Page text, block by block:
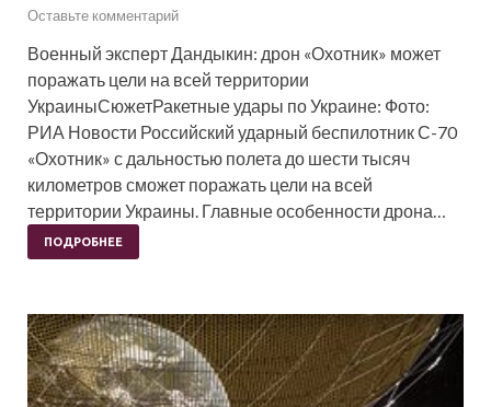
Оставьте комментарий
Военный эксперт Дандыкин: дрон «Охотник» может
поражать цели на всей территории
УкраиныСюжетРакетные удары по Украине: Фото:
РИА Новости Российский ударный беспилотник С-70
«Охотник» с дальностью полета до шести тысяч
километров сможет поражать цели на всей
территории Украины. Главные особенности дрона…
ПОДРОБНЕЕ